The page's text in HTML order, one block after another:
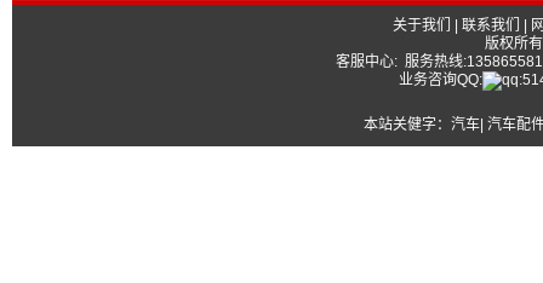
关于我们 联系我们
版权所
客服中心: 服务热线
业务咨询QQ:
本站关健字： 汽车| 汽车配